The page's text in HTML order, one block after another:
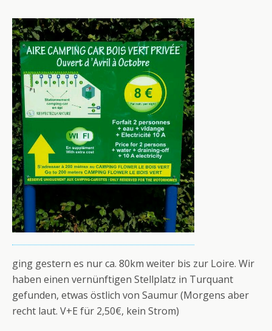
ging gestern es nur ca. 80km weiter bis zur Loire. Wir
haben einen vernünftigen Stellplatz in Turquant
gefunden, etwas östlich von Saumur (Morgens aber
recht laut. V+E für 2,50€, kein Strom)